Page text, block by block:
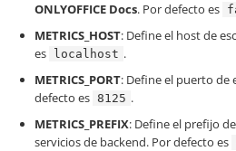
ONLYOFFICE Docs. Por defecto es
METRICS_HOST: Define el host de
es
localhost .
METRICS_PORT: Define el puerto de
defecto es 8125 .
METRICS_PREFIX: Define el prefijo
servicios de backend. Por defecto es